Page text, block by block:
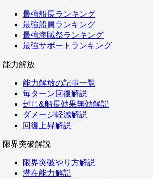
最強船長ランキング
最強船員ランキング
最強海賊祭ランキング
最強サポートランキング
能力解放
能力解放の記事一覧
毎ターン回復解説
封じ&船長効果無効解説
ダメージ軽減解説
回復上昇解説
限界突破解説
限界突破やり方解説
潜在能力解説